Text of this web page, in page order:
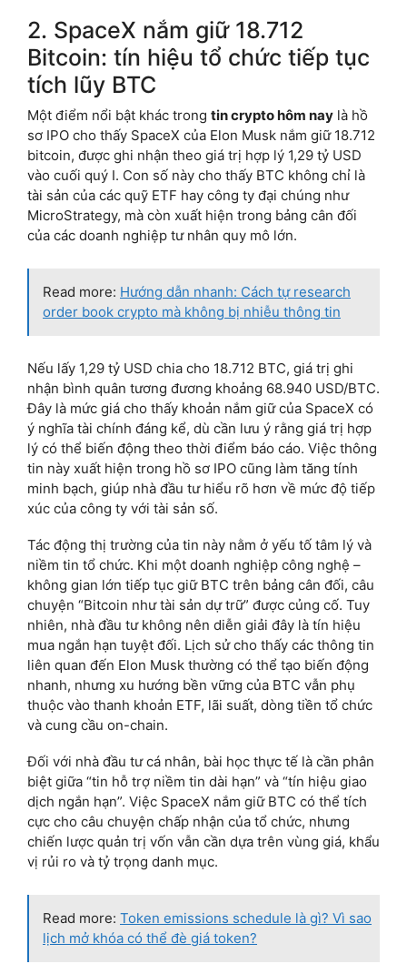
2. SpaceX nắm giữ 18.712
Bitcoin: tín hiệu tổ chức tiếp tục
tích lũy BTC
Một điểm nổi bật khác trong tin crypto hôm nay là hồ
sơ IPO cho thấy SpaceX của Elon Musk nắm giữ 18.712
bitcoin, được ghi nhận theo giá trị hợp lý 1,29 tỷ USD
vào cuối quý I. Con số này cho thấy BTC không chỉ là
tài sản của các quỹ ETF hay công ty đại chúng như
MicroStrategy, mà còn xuất hiện trong bảng cân đối
của các doanh nghiệp tư nhân quy mô lớn.
Read more: Hướng dẫn nhanh: Cách tự research
order book crypto mà không bị nhiễu thông tin
Nếu lấy 1,29 tỷ USD chia cho 18.712 BTC, giá trị ghi
nhận bình quân tương đương khoảng 68.940 USD/BTC.
Đây là mức giá cho thấy khoản nắm giữ của SpaceX có
ý nghĩa tài chính đáng kể, dù cần lưu ý rằng giá trị hợp
lý có thể biến động theo thời điểm báo cáo. Việc thông
tin này xuất hiện trong hồ sơ IPO cũng làm tăng tính
minh bạch, giúp nhà đầu tư hiểu rõ hơn về mức độ tiếp
xúc của công ty với tài sản số.
Tác động thị trường của tin này nằm ở yếu tố tâm lý và
niềm tin tổ chức. Khi một doanh nghiệp công nghệ –
không gian lớn tiếp tục giữ BTC trên bảng cân đối, câu
chuyện “Bitcoin như tài sản dự trữ” được củng cố. Tuy
nhiên, nhà đầu tư không nên diễn giải đây là tín hiệu
mua ngắn hạn tuyệt đối. Lịch sử cho thấy các thông tin
liên quan đến Elon Musk thường có thể tạo biến động
nhanh, nhưng xu hướng bền vững của BTC vẫn phụ
thuộc vào thanh khoản ETF, lãi suất, dòng tiền tổ chức
và cung cầu on-chain.
Đối với nhà đầu tư cá nhân, bài học thực tế là cần phân
biệt giữa “tin hỗ trợ niềm tin dài hạn” và “tín hiệu giao
dịch ngắn hạn”. Việc SpaceX nắm giữ BTC có thể tích
cực cho câu chuyện chấp nhận của tổ chức, nhưng
chiến lược quản trị vốn vẫn cần dựa trên vùng giá, khẩu
vị rủi ro và tỷ trọng danh mục.
Read more: Token emissions schedule là gì? Vì sao
lịch mở khóa có thể đè giá token?